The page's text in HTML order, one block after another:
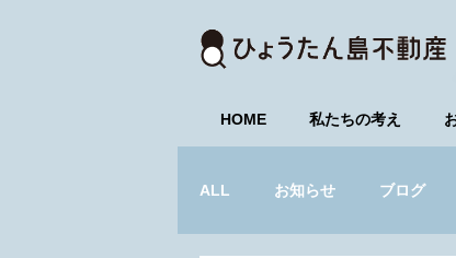
HOME 私たちの考え
ALL お知らせ ブログ